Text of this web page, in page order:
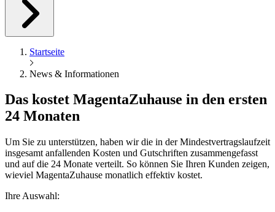
Startseite
News & Informationen
Das kostet MagentaZuhause in den ersten
24 Monaten
Um Sie zu unterstützen, haben wir die in der Mindestvertragslaufzeit
insgesamt anfallenden Kosten und Gutschriften zusammengefasst
und auf die 24 Monate verteilt. So können Sie Ihren Kunden zeigen,
wieviel MagentaZuhause monatlich effektiv kostet.
Ihre Auswahl: